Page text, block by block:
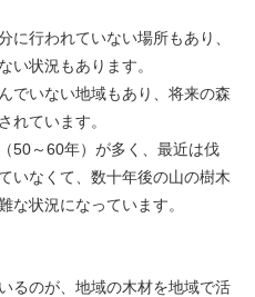
に行われていない場所もあり、
い状況もあります。
でいない地域もあり、将来の森
れています。
50～60年）が多く、最近は伐
いなくて、数十年後の山の樹木
な状況になっています。
るのが、地域の木材を地域で活